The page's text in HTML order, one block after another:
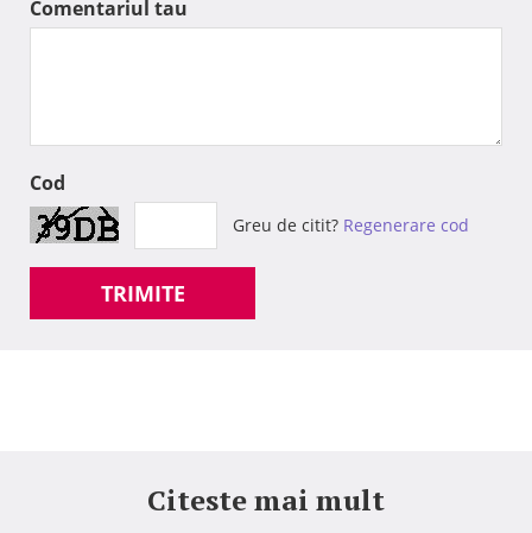
Comentariul tau
Cod
Greu de citit? Regenerare cod
TRIMITE
Citeste mai mult